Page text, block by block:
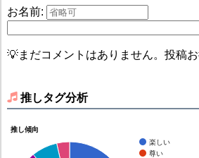
お名前:
💡まだコメントはありません。投稿お
推しタグ分析
推し傾向
楽しい
尊い